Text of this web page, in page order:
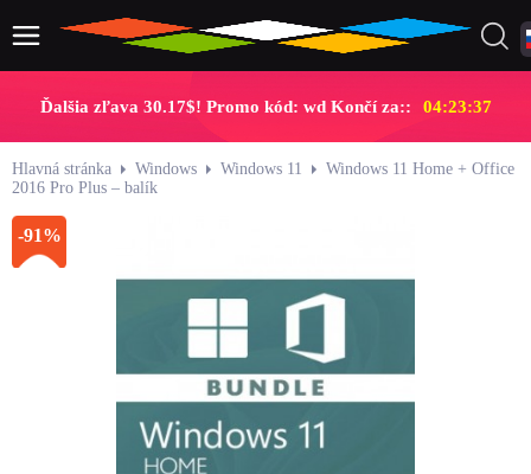
Ďalšia zľava 30.17$! Promo kód: wd Končí za:: 04:23:36
Hlavná stránka Windows Windows 11
Windows 11 Home + Office
2016 Pro Plus – balík
-91%